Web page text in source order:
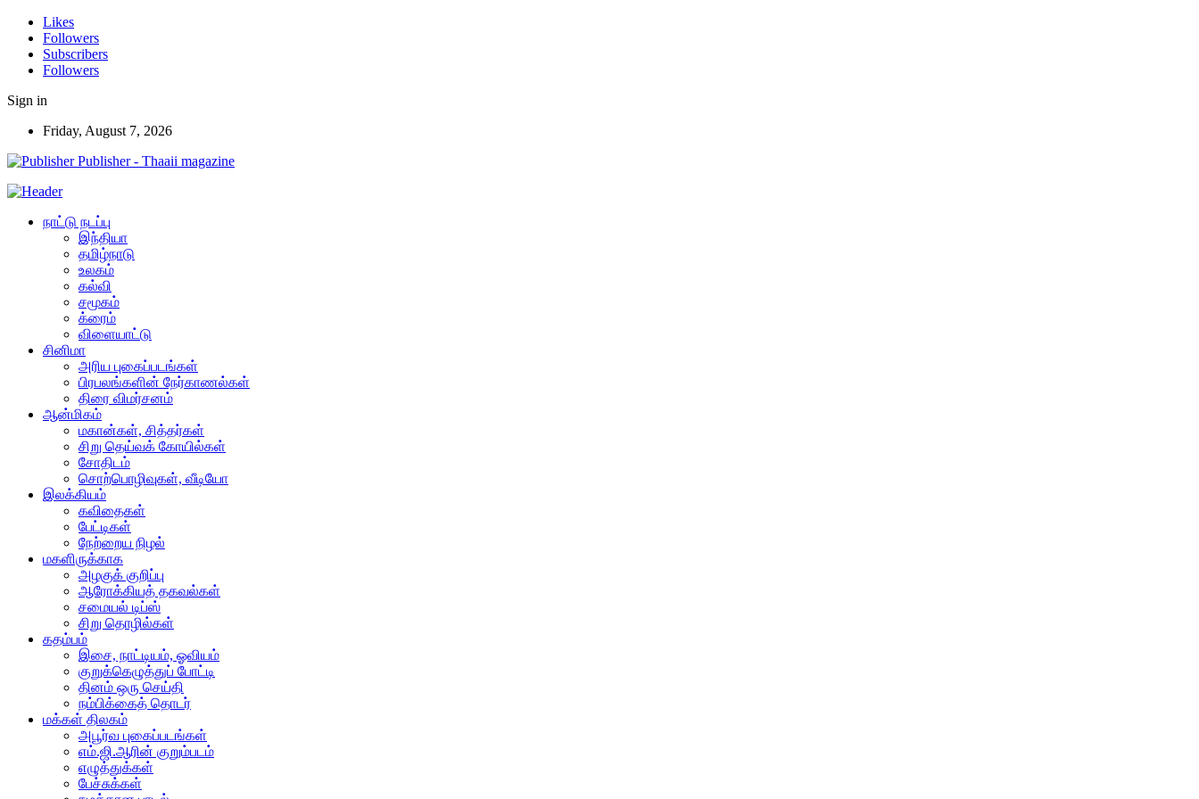
Likes
Followers
Subscribers
Followers
Sign in
Friday, August 7, 2026
Publisher - Thaaii magazine
நாட்டு நடப்பு
இந்தியா
தமிழ்நாடு
உலகம்
கல்வி
சமூகம்
க்ரைம்
விளையாட்டு
சினிமா
அரிய புகைப்படங்கள்
பிரபலங்களின் நேர்காணல்கள்
திரை விமர்சனம்
ஆன்மிகம்
மகான்கள், சித்தர்கள்
சிறு தெய்வக் கோயில்கள்
சோதிடம்
சொற்பொழிவுகள், வீடியோ
இலக்கியம்
கவிதைகள்
பேட்டிகள்
நேற்றைய நிழல்
மகளிருக்காக
அழகுக் குறிப்பு
ஆரோக்கியத் தகவல்கள்
சமையல் டிப்ஸ்
சிறு தொழில்கள்
கதம்பம்
இசை, நாட்டியம், ஓவியம்
குறுக்கெழுத்துப் போட்டி
தினம் ஒரு செய்தி
நம்பிக்கைத் தொடர்
மக்கள் திலகம்
அபூர்வ புகைப்படங்கள்
எம்.ஜி.ஆரின் குறும்படம்
எழுத்துக்கள்
பேச்சுக்கள்